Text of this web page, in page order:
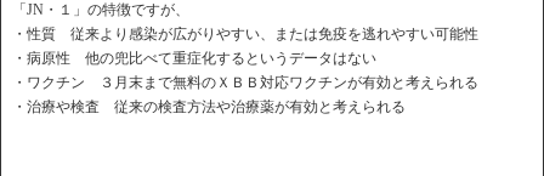
「JN・１」の特徴ですが、
・性質 従来より感染が広がりやすい、または免疫を逃れやすい可能性
・病原性 他の兜比べて重症化するというデータはない
・ワクチン ３月末まで無料のＸＢＢ対応ワクチンが有効と考えられる
・治療や検査 従来の検査方法や治療薬が有効と考えられる